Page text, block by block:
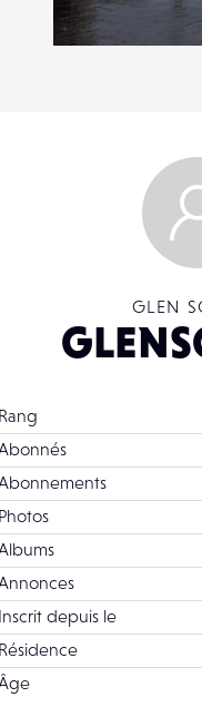
4
16
GLEN
Rang
Photos
Inscrit depuis le
Résidence